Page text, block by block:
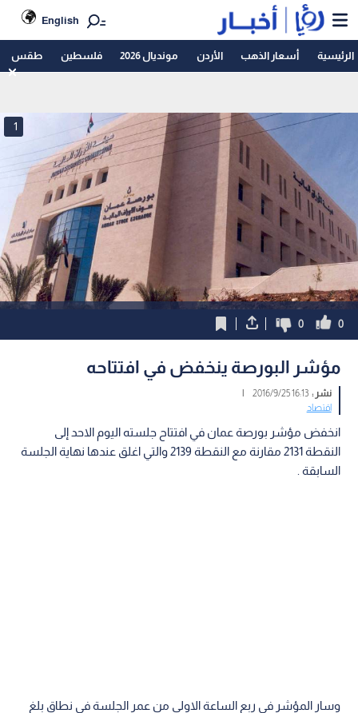
English
الرئيسية أسعار الذهب الأردن مونديال 2026 فلسطين طقس
1
0
0
مؤشر البورصة ينخفض في افتتاحه
نشر :16:13 2016/9/25
|
اقتصاد
انخفض مؤشر بورصة عمان في افتتاح جلسته اليوم الاحد إلى
النقطة 2131 مقارنة مع النقطة 2139 والتي اغلق عندها نهاية الجلسة
السابقة .
وسار المؤشر في ربع الساعة الاولى من عمر الجلسة في نطاق بلغ